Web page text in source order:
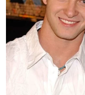
Sejumlah
pasti
operasi
Operasi
Seksyen